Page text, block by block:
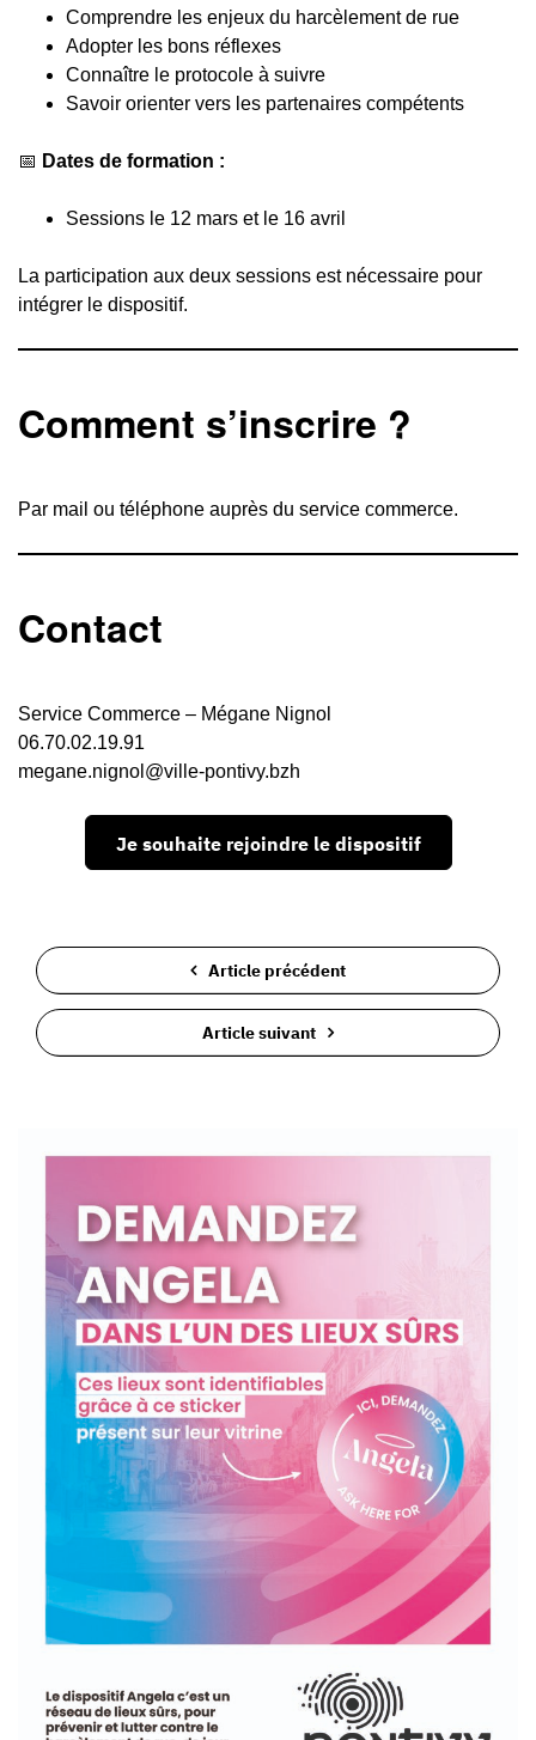
Comprendre les enjeux du harcèlement de rue
Adopter les bons réflexes
Connaître le protocole à suivre
Savoir orienter vers les partenaires compétents
📅 Dates de formation :
Sessions le 12 mars et le 16 avril
La participation aux deux sessions est nécessaire pour
intégrer le dispositif.
Comment s’inscrire ?
Par mail ou téléphone auprès du service commerce.
Contact
Service Commerce – Mégane Nignol
06.70.02.19.91
megane.nignol@ville-pontivy.bzh
Je souhaite rejoindre le dispositif
Article précédent
Article suivant